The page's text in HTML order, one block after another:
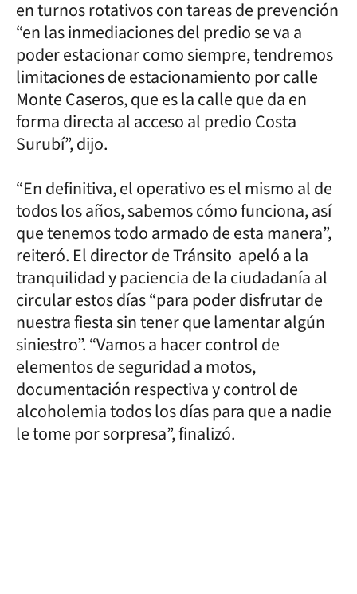
en turnos rotativos con tareas de prevención
“en las inmediaciones del predio se va a
poder estacionar como siempre, tendremos
limitaciones de estacionamiento por calle
Monte Caseros, que es la calle que da en
forma directa al acceso al predio Costa
Surubí”, dijo.
“En definitiva, el operativo es el mismo al de
todos los años, sabemos cómo funciona, así
que tenemos todo armado de esta manera”,
reiteró. El director de Tránsito apeló a la
tranquilidad y paciencia de la ciudadanía al
circular estos días “para poder disfrutar de
nuestra fiesta sin tener que lamentar algún
siniestro”. “Vamos a hacer control de
elementos de seguridad a motos,
documentación respectiva y control de
alcoholemia todos los días para que a nadie
le tome por sorpresa”, finalizó.